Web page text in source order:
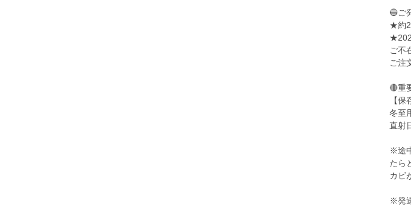
🔵ご
★約2
ご不
ご注
🔴重
【保
冬至
直射
※途
たら
カビ
※発